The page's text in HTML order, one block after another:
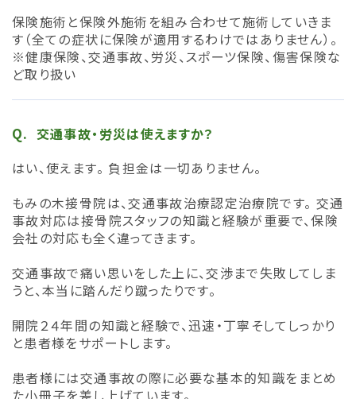
保険施術と保険外施術を組み合わせて施術していきま
す（全ての症状に保険が適用するわけではありません）。
※健康保険、交通事故、労災、スポーツ保険、傷害保険な
ど取り扱い
交通事故・労災は使えますか？
はい、使えます。 負担金は一切ありません。
もみの木接骨院は、交通事故治療認定治療院です。 交通
事故対応は接骨院スタッフの知識と経験が重要で、保険
会社の対応も全く違ってきます。
交通事故で痛い思いをした上に、交渉まで失敗してしま
うと、本当に踏んだり蹴ったりです。
開院２４年間の知識と経験で、迅速・丁寧そしてしっかり
と患者様をサポートします。
患者様には交通事故の際に必要な基本的知識をまとめ
た小冊子を差し上げています。